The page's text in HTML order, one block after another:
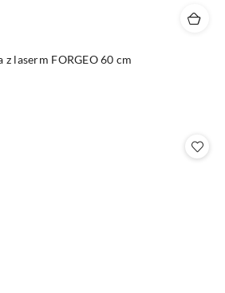
laserm FORGEO 60 cm